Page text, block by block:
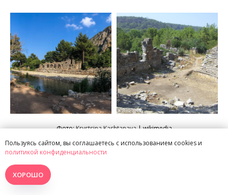
Фото:Krystsina Kashtanava| wikimedia
Популярен у приезжих античный город
Олимпос. В древности был одним из
крупнейших в Ликийском царстве. Здесь
Пользуясь сайтом, вы соглашаетесь с использованием cookies и
политикой конфиденциальности
ХОРОШО